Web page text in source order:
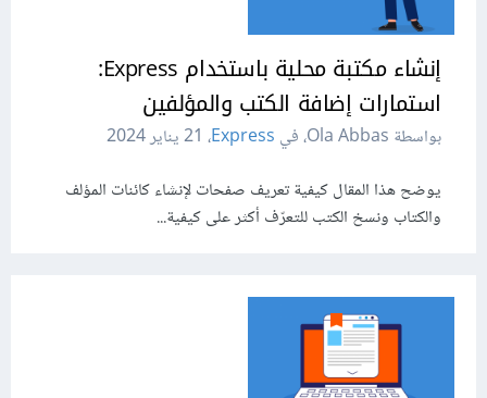
إنشاء مكتبة محلية باستخدام Express:
استمارات إضافة الكتب والمؤلفين
بواسطة Ola Abbas، في Express، 21 يناير 2024
يوضح هذا المقال كيفية تعريف صفحات لإنشاء كائنات المؤلف
والكتاب ونسخ الكتب للتعرّف أكثر على كيفية...